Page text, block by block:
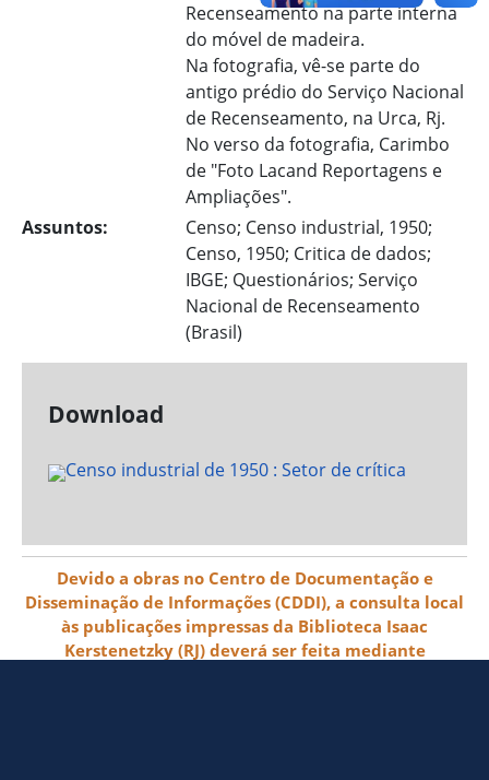
Recenseamento na parte interna
do móvel de madeira.
Na fotografia, vê-se parte do
antigo prédio do Serviço Nacional
de Recenseamento, na Urca, Rj.
No verso da fotografia, Carimbo
de "Foto Lacand Reportagens e
Ampliações".
Assuntos:
Censo; Censo industrial, 1950;
Censo, 1950; Critica de dados;
IBGE; Questionários; Serviço
Nacional de Recenseamento
(Brasil)
Download
Devido a obras no Centro de Documentação e
Disseminação de Informações (CDDI), a consulta local
às publicações impressas da Biblioteca Isaac
Kerstenetzky (RJ) deverá ser feita mediante